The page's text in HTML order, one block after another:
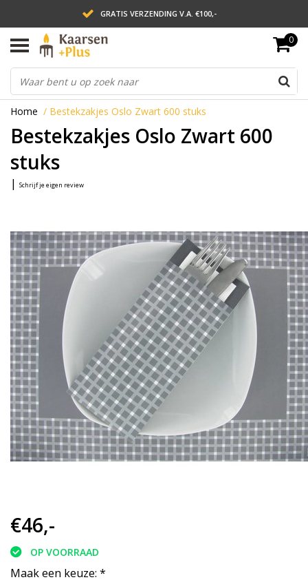
GRATIS VERZENDING V.A. €100,-
LEVERING BINNEN 2 WERKDAGEN
ACHTERAF BETALEN VIA AFTERPAY
0
Home / Bestekzakjes Oslo Zwart 600 stuks
Bestekzakjes Oslo Zwart 600
stuks
| Schrijf je eigen review
€46,-
OP VOORRAAD
Maak een keuze: *